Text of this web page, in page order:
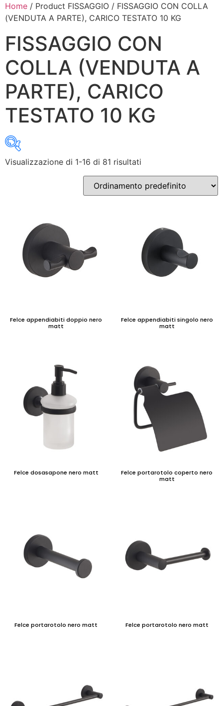
Home / Product FISSAGGIO / FISSAGGIO CON COLLA
(VENDUTA A PARTE), CARICO TESTATO 10 KG
FISSAGGIO CON
COLLA (VENDUTA A
PARTE), CARICO
TESTATO 10 KG
Visualizzazione di 1-16 di 81 risultati
Felce appendiabiti doppio nero
matt
Felce appendiabiti singolo nero
matt
Felce dosasapone nero matt
Felce portarotolo coperto nero
matt
Felce portarotolo nero matt Felce portarotolo nero matt